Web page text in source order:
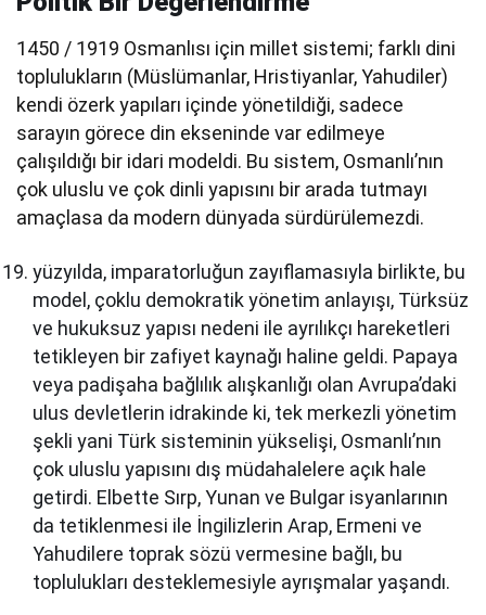
1450 / 1919 Osmanlısı için millet sistemi; farklı dini
toplulukların (Müslümanlar, Hristiyanlar, Yahudiler)
kendi özerk yapıları içinde yönetildiği, sadece
sarayın görece din ekseninde var edilmeye
çalışıldığı bir idari modeldi. Bu sistem, Osmanlı’nın
çok uluslu ve çok dinli yapısını bir arada tutmayı
amaçlasa da modern dünyada sürdürülemezdi.
yüzyılda, imparatorluğun zayıflamasıyla birlikte, bu
model, çoklu demokratik yönetim anlayışı, Türksüz
ve hukuksuz yapısı nedeni ile ayrılıkçı hareketleri
tetikleyen bir zafiyet kaynağı haline geldi. Papaya
veya padişaha bağlılık alışkanlığı olan Avrupa’daki
ulus devletlerin idrakinde ki, tek merkezli yönetim
şekli yani Türk sisteminin yükselişi, Osmanlı’nın
çok uluslu yapısını dış müdahalelere açık hale
getirdi. Elbette Sırp, Yunan ve Bulgar isyanlarının
da tetiklenmesi ile İngilizlerin Arap, Ermeni ve
Yahudilere toprak sözü vermesine bağlı, bu
toplulukları desteklemesiyle ayrışmalar yaşandı.